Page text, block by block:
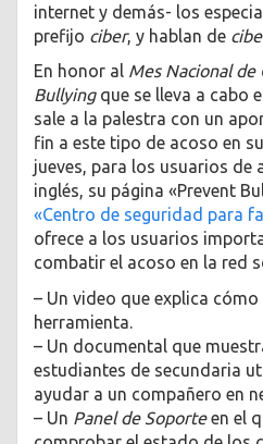
internet y demás- los
prefijo ciber, y hablan de
En honor al Mes Nacional de
Bullyingque se lleva a cabo
sale a la palestra con un
fin a este tipo de acoso en
jueves, para los usuarios de
inglés, su página «Prevent
«Centro de seguridad para
ofrece a los usuarios
combatir el acoso en la red
– Un video que explica
herramienta.
– Un documental que
estudiantes de secundaria
ayudar a un compañero en
– Un Panel de Soporteen el